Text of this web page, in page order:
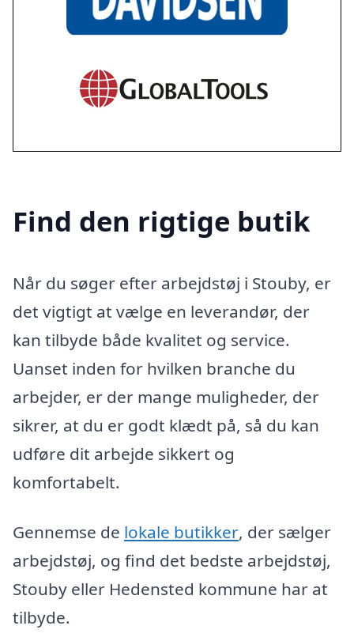
Find den rigtige butik
Når du søger efter arbejdstøj i Stouby, er
det vigtigt at vælge en leverandør, der
kan tilbyde både kvalitet og service.
Uanset inden for hvilken branche du
arbejder, er der mange muligheder, der
sikrer, at du er godt klædt på, så du kan
udføre dit arbejde sikkert og
komfortabelt.
Gennemse de lokale butikker, der sælger
arbejdstøj, og find det bedste arbejdstøj,
Stouby eller Hedensted kommune har at
tilbyde.